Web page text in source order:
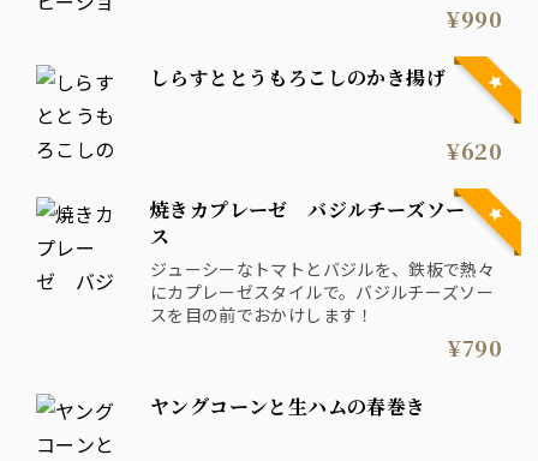
¥990
しらすととうもろこしのかき揚げ
¥620
焼きカプレーゼ バジルチーズソー
ス
ジューシーなトマトとバジルを、鉄板で熱々
にカプレーゼスタイルで。バジルチーズソー
スを目の前でおかけします！
¥790
ヤングコーンと生ハムの春巻き